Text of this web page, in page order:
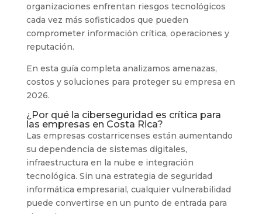
organizaciones enfrentan riesgos tecnológicos
cada vez más sofisticados que pueden
comprometer información crítica, operaciones y
reputación.
En esta guía completa analizamos amenazas,
costos y soluciones para proteger su empresa en
2026.
¿Por qué la ciberseguridad es crítica para
las empresas en Costa Rica?
Las empresas costarricenses están aumentando
su dependencia de sistemas digitales,
infraestructura en la nube e integración
tecnológica. Sin una estrategia de seguridad
informática empresarial, cualquier vulnerabilidad
puede convertirse en un punto de entrada para